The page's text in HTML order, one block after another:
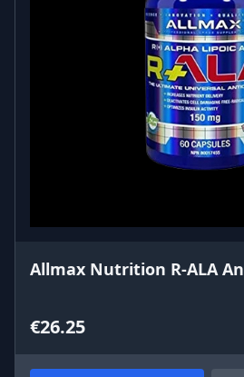
Allmax Nutrition R-ALA An
€26.25